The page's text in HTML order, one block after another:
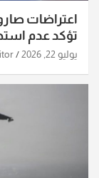
اعتراضات
تؤكد عدم
يوليو 22, 2026